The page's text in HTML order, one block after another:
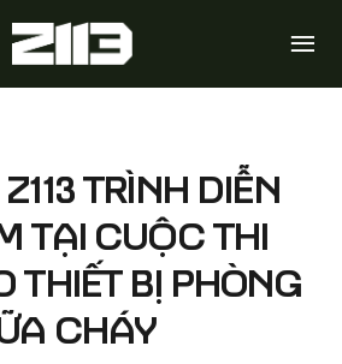
DIỄN SẢN PHẨM TẠI CUỘC THI
TRÌNH DIỄN
TẠI CUỘC THI
THIẾT BỊ PHÒNG
CHÁY